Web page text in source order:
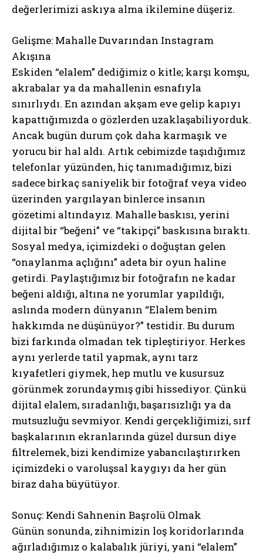
değerlerimizi askıya alma ikilemine düşeriz.
Gelişme: Mahalle Duvarından Instagram
Akışına
Eskiden “elalem” dediğimiz o kitle; karşı komşu,
akrabalar ya da mahallenin esnafıyla
sınırlıydı. En azından akşam eve gelip kapıyı
kapattığımızda o gözlerden uzaklaşabiliyorduk.
Ancak bugün durum çok daha karmaşık ve
yorucu bir hal aldı. Artık cebimizde taşıdığımız
telefonlar yüzünden, hiç tanımadığımız, bizi
sadece birkaç saniyelik bir fotoğraf veya video
üzerinden yargılayan binlerce insanın
gözetimi altındayız. Mahalle baskısı, yerini
dijital bir “beğeni” ve “takipçi” baskısına bıraktı.
Sosyal medya, içimizdeki o doğuştan gelen
“onaylanma açlığını” adeta bir oyun haline
getirdi. Paylaştığımız bir fotoğrafın ne kadar
beğeni aldığı, altına ne yorumlar yapıldığı,
aslında modern dünyanın “Elalem benim
hakkımda ne düşünüyor?” testidir. Bu durum
bizi farkında olmadan tek tipleştiriyor. Herkes
aynı yerlerde tatil yapmak, aynı tarz
kıyafetleri giymek, hep mutlu ve kusursuz
görünmek zorundaymış gibi hissediyor. Çünkü
dijital elalem, sıradanlığı, başarısızlığı ya da
mutsuzluğu sevmiyor. Kendi gerçekliğimizi, sırf
başkalarının ekranlarında güzel dursun diye
filtrelemek, bizi kendimize yabancılaştırırken
içimizdeki o varoluşsal kaygıyı da her gün
biraz daha büyütüyor.
Sonuç: Kendi Sahnenin Başrolü Olmak
Günün sonunda, zihnimizin loş koridorlarında
ağırladığımız o kalabalık jüriyi, yani “elalem”